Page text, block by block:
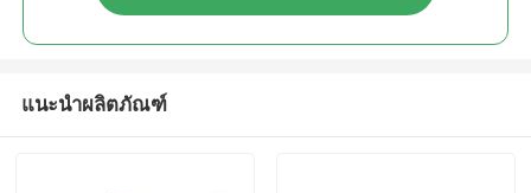
แนะนำผลิตภัณฑ์